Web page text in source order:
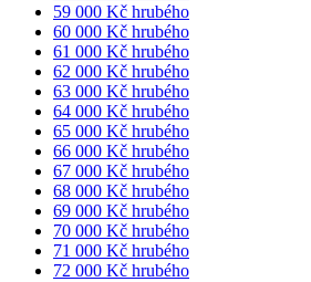
59 000 Kč hrubého
60 000 Kč hrubého
61 000 Kč hrubého
62 000 Kč hrubého
63 000 Kč hrubého
64 000 Kč hrubého
65 000 Kč hrubého
66 000 Kč hrubého
67 000 Kč hrubého
68 000 Kč hrubého
69 000 Kč hrubého
70 000 Kč hrubého
71 000 Kč hrubého
72 000 Kč hrubého